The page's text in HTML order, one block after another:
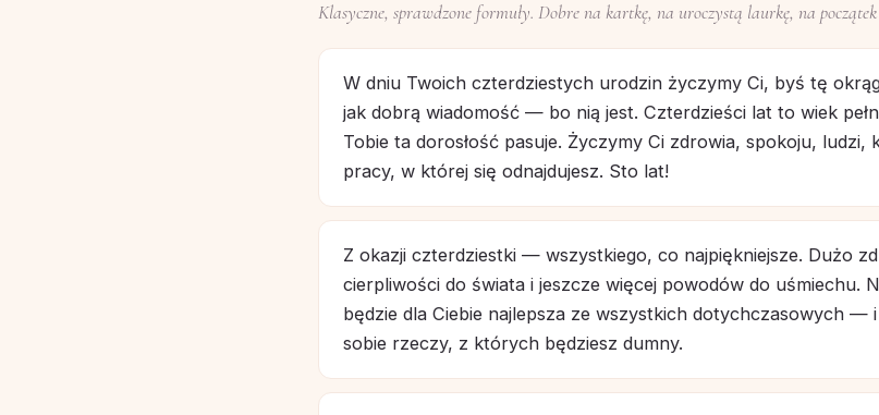
Klasyczne, sprawdzone formuły. Dobre na kartkę, na uroczystą laurkę, na
W dniu Twoich czterdziestych urodzin życzymy Ci, byś tę
jak dobrą wiadomość — bo nią jest. Czterdzieści lat to wiek
Tobie ta dorosłość pasuje. Życzymy Ci zdrowia, spokoju, ludzi,
pracy, w której się odnajdujesz. Sto lat!
Z okazji czterdziestki — wszystkiego, co najpiękniejsze. Dużo
cierpliwości do świata i jeszcze więcej powodów do uśmiechu.
będzie dla Ciebie najlepsza ze wszystkich dotychczasowych —
sobie rzeczy, z których będziesz dumny.